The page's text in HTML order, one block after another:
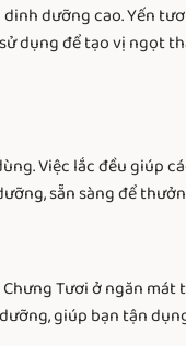
dưỡng cao. Yến
dụng để tạo vị
Việc lắc đều
sẵn sàng để
Tươi ở ngăn
giúp bạn tận